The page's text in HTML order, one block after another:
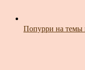
Попурри на темы